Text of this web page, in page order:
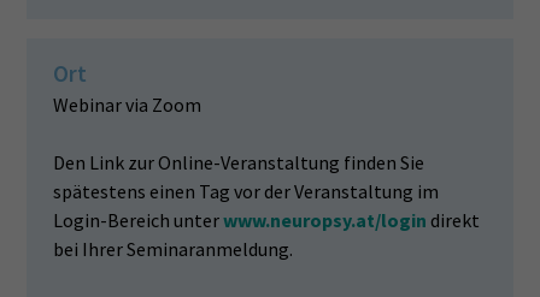
Ort
Webinar via Zoom
Den Link zur Online-Veranstaltung finden Sie
spätestens einen Tag vor der Veranstaltung im
Login-Bereich unterwww.neuropsy.at/login direkt
bei Ihrer Seminaranmeldung.